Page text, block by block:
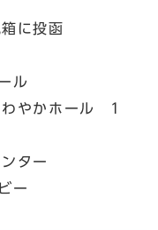
に投函
ル
わやかホール 1
ター
ー